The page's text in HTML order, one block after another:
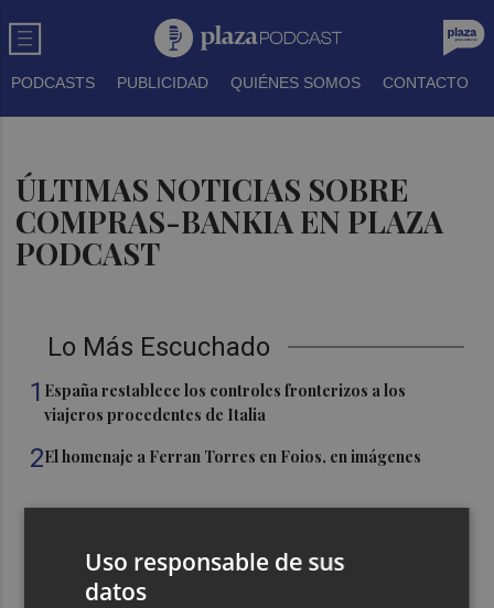
PODCASTS PUBLICIDAD QUIÉNES SOMOS CONTACTO
ÚLTIMAS NOTICIAS SOBRE
COMPRAS-BANKIA EN PLAZA
PODCAST
Lo Más Escuchado
1 España restablece los controles fronterizos a los
viajeros procedentes de Italia
2El homenaje a Ferran Torres en Foios, en imágenes
Foios se vuelca con Ferran Torres
Uso responsable de sus
datos